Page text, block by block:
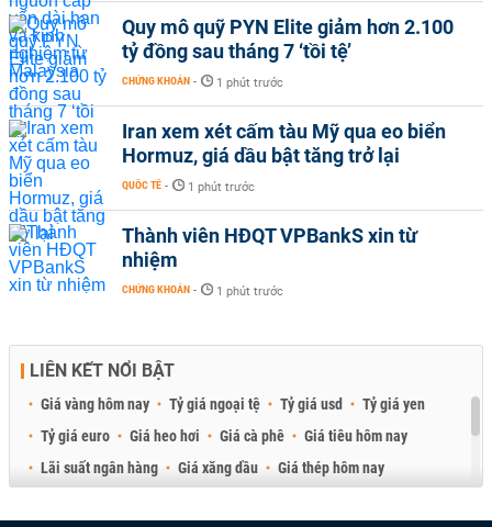
Quy mô quỹ PYN Elite giảm hơn 2.100
tỷ đồng sau tháng 7 ‘tồi tệ’
CHỨNG KHOÁN - 1 phút trước
Iran xem xét cấm tàu Mỹ qua eo biển
Hormuz, giá dầu bật tăng trở lại
QUỐC TẾ - 1 phút trước
Thành viên HĐQT VPBankS xin từ
nhiệm
CHỨNG KHOÁN - 1 phút trước
LIÊN KẾT NỔI BẬT
Giá vàng hôm nay Tỷ giá ngoại tệ Tỷ giá usd
Tỷ giá yen
Tỷ giá euro
Giá heo hơi Giá cà phê
Giá tiêu hôm nay
Lãi suất ngân hàng
Giá xăng dầu
Giá thép hôm nay